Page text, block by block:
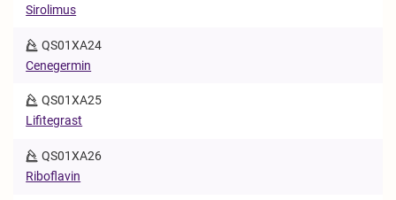
Sirolimus
QS01XA24
Cenegermin
QS01XA25
Lifitegrast
QS01XA26
Riboflavin